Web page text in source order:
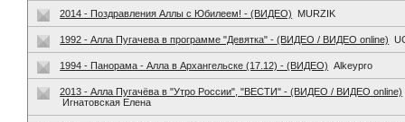
2014 - Поздравления Аллы с Юбилеем! - (ВИДЕО) MURZIK
1992 - Алла Пугачева в программе "Девятка" - (ВИДЕО / ВИДЕО online)
1994 - Панорама - Алла в Архангельске (17.12) - (ВИДЕО) Alkeypro
2013 - Алла Пугачёва в "Утро России", "ВЕСТИ" - (ВИДЕО / ВИДЕО online)
Игнатовская Елена